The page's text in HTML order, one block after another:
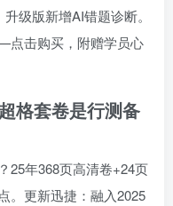
级版新增AI错题诊断。
点击购买，附赠学员心
格套卷是行测备
25年368页高清卷+24页
。更新迅捷：融入2025